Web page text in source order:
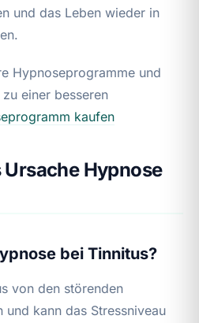
und das Leben wieder in
Hypnoseprogramme und
einer besseren
kaufen
Hypnose
bei Tinnitus?
von den störenden
und kann das Stressniveau